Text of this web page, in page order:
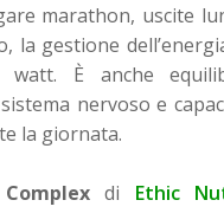
marathon, uscite
la gestione
watt. È anche
nervoso e
la giornata.
di Ethic